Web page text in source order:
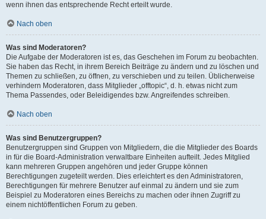
wenn ihnen das entsprechende Recht erteilt wurde.
Nach oben
Was sind Moderatoren?
Die Aufgabe der Moderatoren ist es, das Geschehen im Forum zu beobachten.
Sie haben das Recht, in ihrem Bereich Beiträge zu ändern und zu löschen und
Themen zu schließen, zu öffnen, zu verschieben und zu teilen. Üblicherweise
verhindern Moderatoren, dass Mitglieder „offtopic“, d. h. etwas nicht zum
Thema Passendes, oder Beleidigendes bzw. Angreifendes schreiben.
Nach oben
Was sind Benutzergruppen?
Benutzergruppen sind Gruppen von Mitgliedern, die die Mitglieder des Boards
in für die Board-Administration verwaltbare Einheiten aufteilt. Jedes Mitglied
kann mehreren Gruppen angehören und jeder Gruppe können
Berechtigungen zugeteilt werden. Dies erleichtert es den Administratoren,
Berechtigungen für mehrere Benutzer auf einmal zu ändern und sie zum
Beispiel zu Moderatoren eines Bereichs zu machen oder ihnen Zugriff zu
einem nichtöffentlichen Forum zu geben.